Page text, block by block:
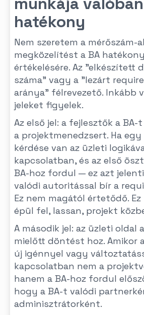
hatékony
Nem szeretem a mérőszám-
megközelítést a BA
értékelésére. Az "elkészített
száma" vagy a "lezárt
aránya" félrevezető. Inkább
jeleket figyelek.
Az első jel: a fejlesztők a BA-
a projektmenedzsert. Ha
kérdése van az üzleti
kapcsolatban, és az első
BA-hoz fordul — ez azt
valódi autoritással bír a
Ez nem magától értetődő.
épül fel, lassan, projekt
A második jel: az üzleti oldal
mielőtt döntést hoz. Amikor
új igénnyel vagy
kapcsolatban nem a
hanem a BA-hoz fordul
hogy a BA-t valódi
adminisztrátorként.